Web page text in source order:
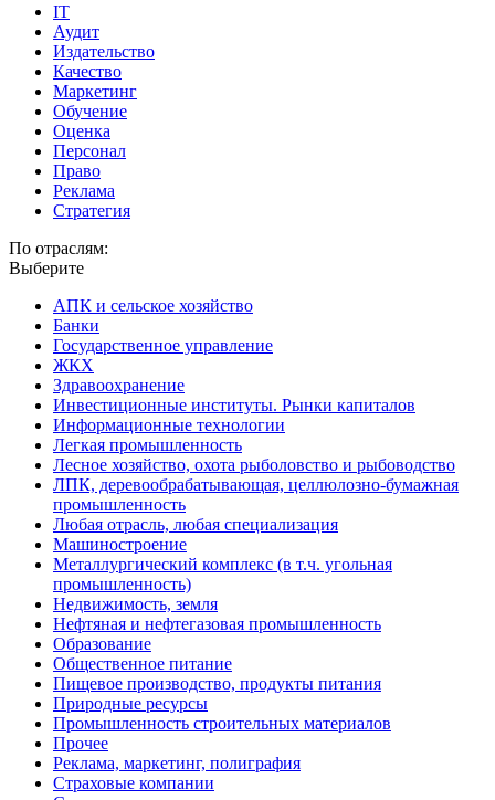
IT
Аудит
Издательство
Качество
Маркетинг
Обучение
Оценка
Персонал
Право
Реклама
Стратегия
По отраслям:
Выберите
АПК и сельское хозяйство
Банки
Государственное управление
ЖКХ
Здравоохранение
Инвестиционные институты. Рынки капиталов
Информационные технологии
Легкая промышленность
Лесное хозяйство, охота рыболовство и рыбоводство
ЛПК, деревообрабатывающая, целлюлозно-бумажная
промышленность
Любая отрасль, любая специализация
Машиностроение
Металлургический комплекс (в т.ч. угольная
промышленность)
Недвижимость, земля
Нефтяная и нефтегазовая промышленность
Образование
Общественное питание
Пищевое производство, продукты питания
Природные ресурсы
Промышленность строительных материалов
Прочее
Реклама, маркетинг, полиграфия
Страховые компании